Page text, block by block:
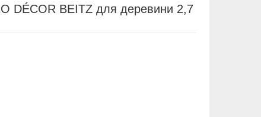
DÉCOR BEITZ для деревини 2,7